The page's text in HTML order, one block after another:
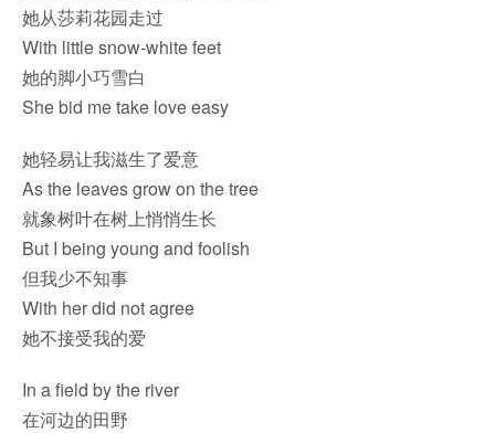
她从莎莉花园走过
With little snow-white feet
她的脚小巧雪白
She bid me take love easy
她轻易让我滋生了爱意
As the leaves grow on the tree
就象树叶在树上悄悄生长
But I being young and foolish
但我少不知事
With her did not agree
她不接受我的爱
In a field by the river
在河边的田野